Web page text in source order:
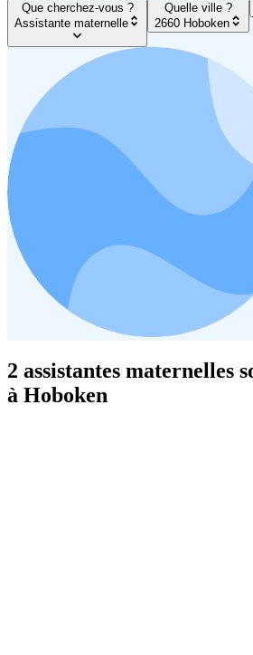
Que cherchez-vous ?
Assistante maternelle
Quelle ville ?
2660 Hoboken
2 assistantes maternelles
à Hoboken